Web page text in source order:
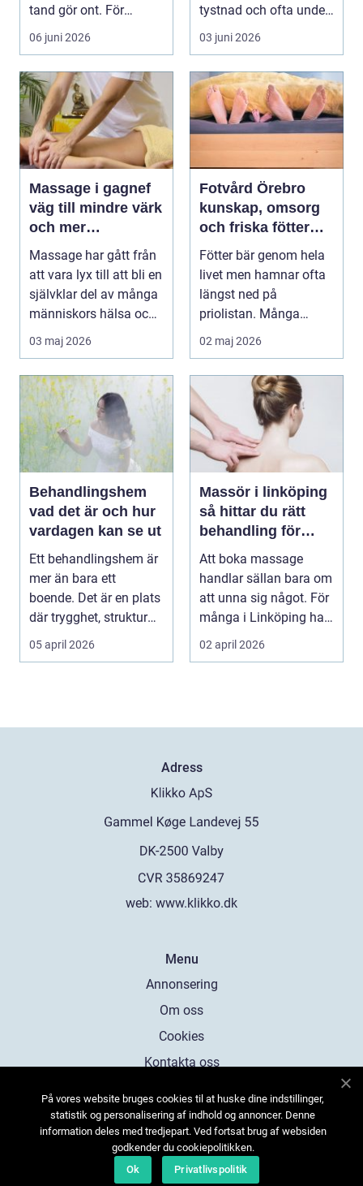
tand gör ont. För
många är tandvå...
06 juni 2026
tystnad och ofta under
lång tid. Många
03 juni 2026
Massage i gagnef
väg till mindre värk
och mer
vardagsenergi
Massage har gått från
att vara lyx till att bli en
självklar del av många
människors hälsa och
varda...
03 maj 2026
Fotvård Örebro
kunskap, omsorg
och friska fötter
året runt
Fötter bär genom hela
livet men hamnar ofta
längst ned på
priolistan. Många
väntar tills problemen
02 maj 2026
Behandlingshem
vad det är och hur
vardagen kan se ut
Ett behandlingshem är
mer än bara ett
boende. Det är en plats
där trygghet, struktur
och professione...
05 april 2026
Massör i linköping
så hittar du rätt
behandling för
kropp och hälsa
Att boka massage
handlar sällan bara om
att unna sig något. För
många i Linköping har
regelbunden ma...
02 april 2026
Adress
web: www.klikko.dk
Menu
Annonsering
Om oss
Cookies
Kontakta oss
På vores website bruges cookies til at huske dine indstillinger,
statistik og personalisering af indhold og annoncer. Denne
information deles med tredjepart. Ved fortsat brug af websiden
godkender du cookiepolitikken.
Ok
Privatlivspolitik